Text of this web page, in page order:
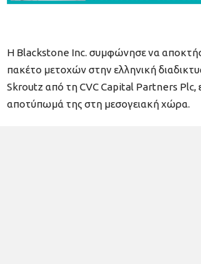
Η Blackstone Inc. συμφώνησε να
πακέτο μετοχών στην ελληνική
Skroutz από τη CVC Capital Partners Plc,
αποτύπωμά της στη μεσογειακή χώρα.